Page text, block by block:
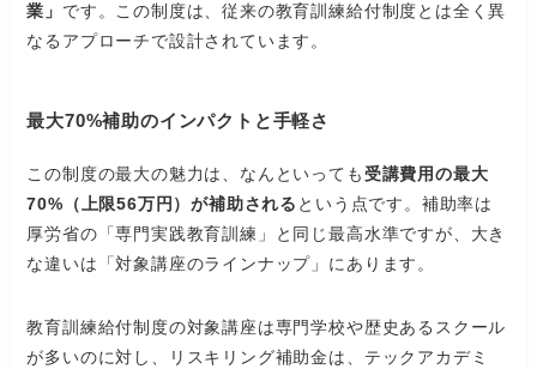
業」 です。この制度は、従来の教育訓練給付制度とは全く異
なるアプローチで設計されています。
最大70%補助のインパクトと手軽さ
この制度の最大の魅力は、なんといっても受講費用の最大
70%（上限56万円）が補助される という点です。補助率は
厚労省の「専門実践教育訓練」と同じ最高水準ですが、大き
な違いは「対象講座のラインナップ」にあります。
教育訓練給付制度の対象講座は専門学校や歴史あるスクール
が多いのに対し、リスキリング補助金は、テックアカデミ